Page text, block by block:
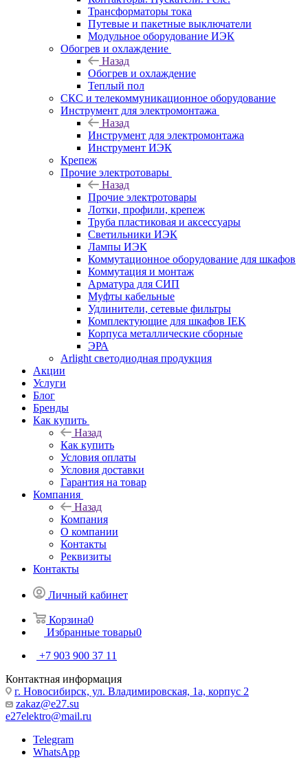
Трансформаторы тока
Путевые и пакетные выключатели
Модульное оборудование ИЭК
Обогрев и охлаждение
Назад
Обогрев и охлаждение
Теплый пол
СКС и телекоммуникационное оборудование
Инструмент для электромонтажа
Назад
Инструмент для электромонтажа
Инструмент ИЭК
Крепеж
Прочие электротовары
Назад
Прочие электротовары
Лотки, профили, крепеж
Труба пластиковая и аксессуары
Светильники ИЭК
Лампы ИЭК
Коммутационное оборудование для шкафов
Коммутация и монтаж
Арматура для СИП
Муфты кабельные
Удлинители, сетевые фильтры
Комплектующие для шкафов IEK
Корпуса металлические сборные
ЭРА
Arlight светодиодная продукция
Акции
Услуги
Блог
Бренды
Как купить
Назад
Как купить
Условия оплаты
Условия доставки
Гарантия на товар
Компания
Назад
Компания
О компании
Контакты
Реквизиты
Контакты
Личный кабинет
Корзина0
Избранные товары0
+7 903 900 37 11
Контактная информация
г. Новосибирск, ул. Владимировская, 1а, корпус 2
zakaz@e27.su
e27elektro@mail.ru
Telegram
WhatsApp